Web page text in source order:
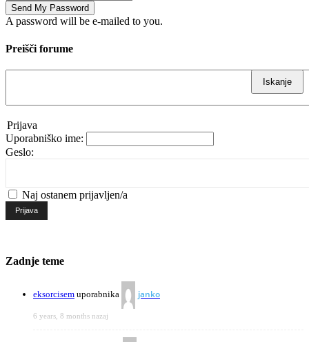
A password will be e-mailed to you.
Preišči forume
Prijava
Uporabniško ime:
Geslo:
Naj ostanem prijavljen/a
Prijava
Zadnje teme
eksorcisem uporabnika janko
6 years, 8 months nazaj